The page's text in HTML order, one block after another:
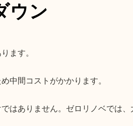
ウン
ます。
中間コストがかかります。
はありません。ゼロリノベでは